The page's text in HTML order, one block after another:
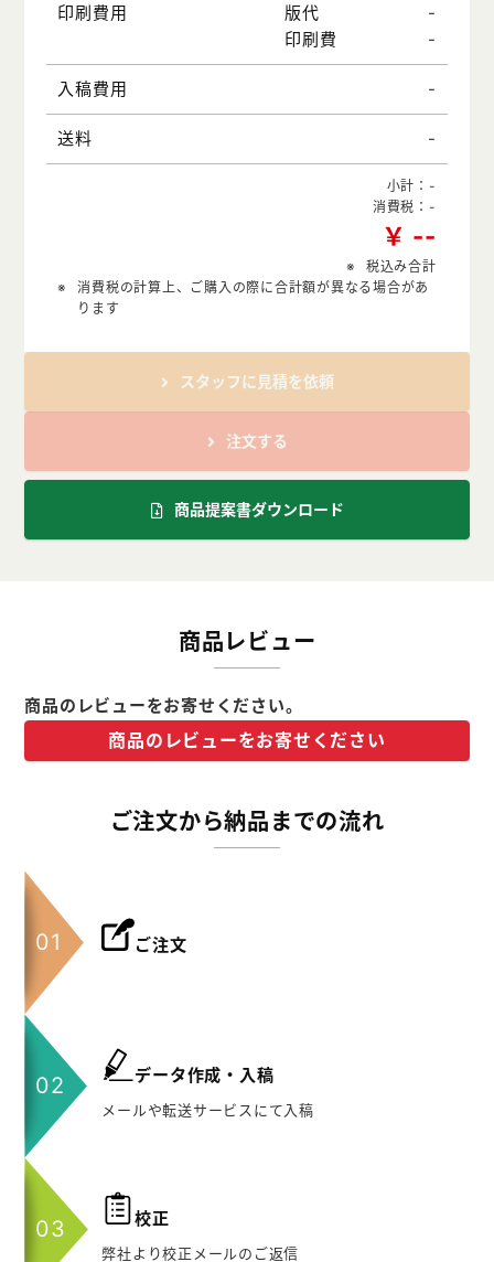
印刷費用 版代
-
印刷費
-
入稿費用 -
送料 -
小計： -
消費税： -
￥ --
税込み合計
消費税の計算上、ご購入の際に合計額が異なる場合があ
ります
スタッフに見積を依頼
注文する
商品提案書ダウンロード
商品レビュー
商品のレビューをお寄せください。
商品のレビューをお寄せください
ご注文から納品までの流れ
ご注文
データ作成・入稿
メールや転送サービスにて入稿
校正
弊社より校正メールのご返信